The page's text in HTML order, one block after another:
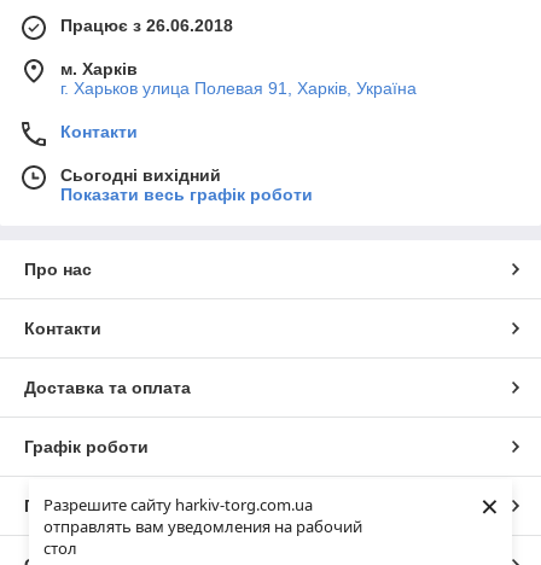
Разрешите сайту harkiv-torg.com.ua
отправлять вам уведомления на рабочий
стол
×
Працює з 26.06.2018
м. Харків
г. Харьков улица Полевая 91, Харків, Україна
Контакти
Сьогодні вихідний
Показати весь графік роботи
Про нас
Контакти
Доставка та оплата
Графік роботи
Повна версія сайту